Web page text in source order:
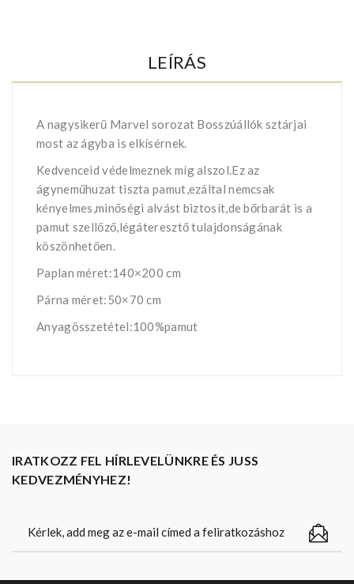
LEÍRÁS
A nagysikerű Marvel sorozat Bosszúállók sztárjai
most az ágyba is elkísérnek.
Kedvenceid védelmeznek míg alszol.Ez az
ágyneműhuzat tiszta pamut,ezáltal nemcsak
kényelmes,minőségi alvást biztosít,de bőrbarát is a
pamut szellőző,légáteresztő tulajdonságának
köszönhetően.
Paplan méret:140×200 cm
Párna méret:50×70 cm
Anyagösszetétel:100%pamut
IRATKOZZ FEL HÍRLEVELÜNKRE ÉS JUSS
KEDVEZMÉNYHEZ!